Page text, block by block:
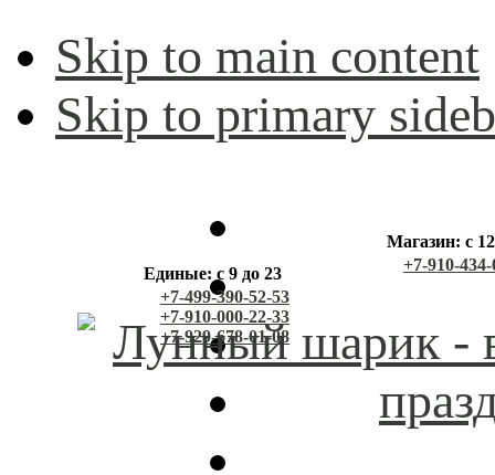
Skip to main content
Skip to primary
Единые: с 9 до 23
+7-499-390-52-53
+7-910-000-22-33
+7-929-678-01-08
Магазин: с
+7-910-